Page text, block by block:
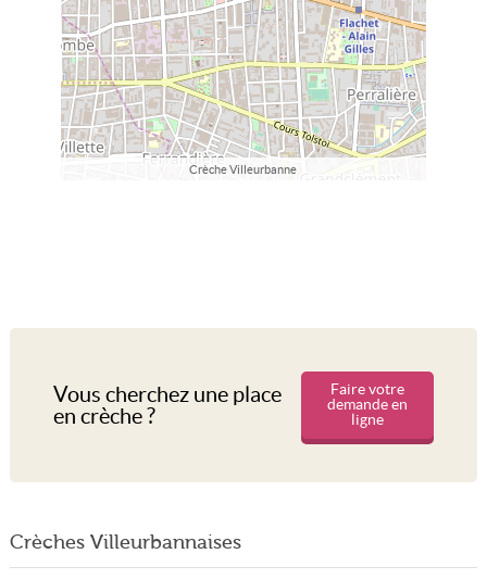
Crèche Villeurbanne
Vous cherchez une place
en crèche ?
Faire votre
demande en
ligne
Crèches Villeurbannaises